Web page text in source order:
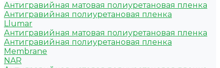
Антигравийная матовая полиуретановая пленка
Антигравийная полиуретановая пленка
Llumar
Антигравийная матовая полиуретановая пленка
Антигравийная полиуретановая пленка
Membrane
NAR